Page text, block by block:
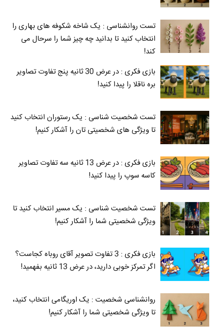
تست روانشناسی : یک شاخه شکوفه های بهاری را
انتخاب کنید تا بدانید چه چیز شما را سرحال می‌
کند!
بازی فکری : در عرض 30 ثانیه پنج تفاوت تصاویر
بره ناقلا را پیدا کنید!
تست شخصیت شناسی : یک رستوران انتخاب کنید
تا ویژگی های شخصیتی تان را آشکار کنیم!
بازی فکری : در عرض 13 ثانیه سه تفاوت تصاویر
کاسه‌ سوپ را پیدا کنید!
تست شخصیت شناسی : یک مسیر انتخاب کنید تا
ویژگی شخصیتی شما را آشکار کنیم!
بازی فکری : 3 تفاوت تصویر آقای روباه کجاست؟
اگر تمرکز خوبی دارید، در عرض 13 ثانیه بفهمید!
روانشناسی شخصیت : یک اوریگامی انتخاب کنید،
تا ویژگی شخصیتی شما را آشکار کنیم!